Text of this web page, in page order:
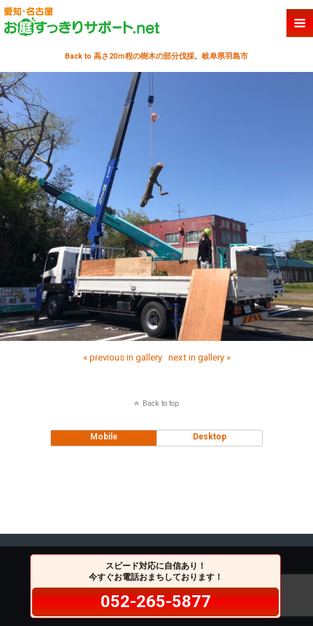
Back to 高さ20ｍ程の樹木の部分伐採。岐阜県羽島市
« previous in gallery next in gallery »
Back to top
Mobile Desktop
スピード対応に自信あり！
今すぐお電話おまちしております！
052-265-5877